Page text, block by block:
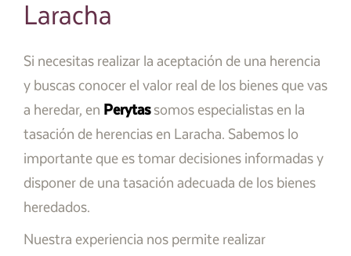
Laracha
Si necesitas realizar la aceptación de una herencia
y buscas conocer el valor real de los bienes que vas
a heredar, en Perytassomos especialistas en la
tasación de herencias en Laracha. Sabemos lo
importante que es tomar decisiones informadas y
disponer de una tasación adecuada de los bienes
heredados.
Nuestra experiencia nos permite realizar